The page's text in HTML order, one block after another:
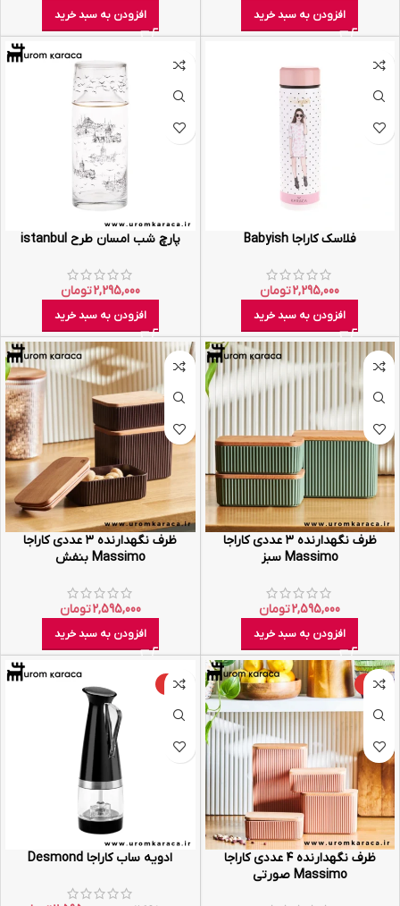
افزودن به سبد خرید افزودن به سبد خرید
فلاسک کاراجا Babyish
2,295,000تومان
افزودن به سبد خرید
پارچ شب امسان طرح istanbul
2,295,000تومان
افزودن به سبد خرید
ظرف نگهدارنده ۳ عددی کاراجا
Massimo سبز
2,595,000تومان
افزودن به سبد خرید
ظرف نگهدارنده ۳ عددی کاراجا
Massimo بنفش
2,595,000تومان
افزودن به سبد خرید
-21%
ظرف نگهدارنده ۴ عددی کاراجا
Massimo صورتی
-4%
ادویه ساب کاراجا Desmond